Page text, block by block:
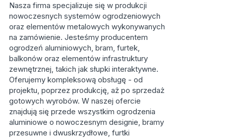
Nasza firma specjalizuje się w produkcji
nowoczesnych systemów ogrodzeniowych
oraz elementów metalowych wykonywanych
na zamówienie. Jesteśmy producentem
ogrodzeń aluminiowych, bram, furtek,
balkonów oraz elementów infrastruktury
zewnętrznej, takich jak słupki interaktywne.
Oferujemy kompleksową obsługę - od
projektu, poprzez produkcję, aż po sprzedaż
gotowych wyrobów. W naszej ofercie
znajdują się przede wszystkim ogrodzenia
aluminiowe o nowoczesnym designie, bramy
przesuwne i dwuskrzydłowe, furtki